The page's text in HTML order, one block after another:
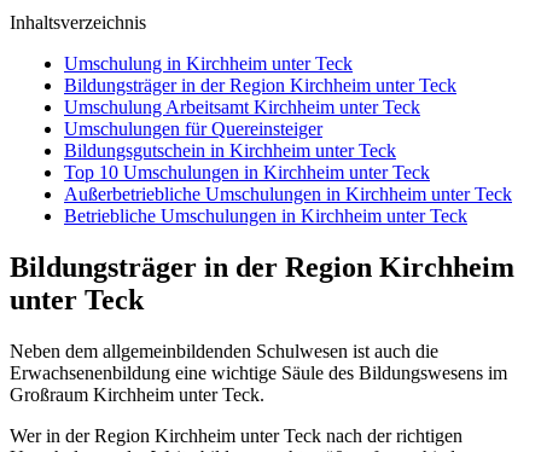
Inhaltsverzeichnis
Umschulung in Kirchheim unter Teck
Bildungsträger in der Region Kirchheim unter Teck
Umschulung Arbeitsamt Kirchheim unter Teck
Umschulungen für Quereinsteiger
Bildungsgutschein in Kirchheim unter Teck
Top 10 Umschulungen in Kirchheim unter Teck
Außerbetriebliche Umschulungen in Kirchheim unter Teck
Betriebliche Umschulungen in Kirchheim unter Teck
Bildungsträger in der Region Kirchheim
unter Teck
Neben dem allgemeinbildenden Schulwesen ist auch die
Erwachsenenbildung eine wichtige Säule des Bildungswesens im
Großraum Kirchheim unter Teck.
Wer in der Region Kirchheim unter Teck nach der richtigen